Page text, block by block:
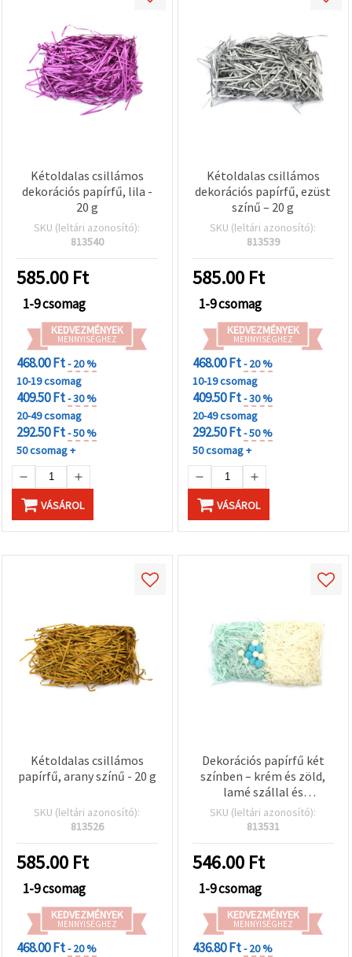
Kétoldalas csillámos
dekorációs papírfű, lila -
20 g
SKU (leltári azonosító):
813540
585.00 Ft
1-9 csomag
KEDVEZMÉNYEK
MENNYISÉGHEZ
468.00 Ft- 20 %
10-19 csomag
409.50 Ft- 30 %
20-49 csomag
292.50 Ft- 50 %
50 csomag +
VÁSÁROL
Kétoldalas csillámos
dekorációs papírfű, ezüst
színű – 20 g
SKU (leltári azonosító):
813539
585.00 Ft
1-9 csomag
KEDVEZMÉNYEK
MENNYISÉGHEZ
468.00 Ft- 20 %
10-19 csomag
409.50 Ft- 30 %
20-49 csomag
292.50 Ft- 50 %
50 csomag +
VÁSÁROL
Kétoldalas csillámos
papírfű, arany színű - 20 g
SKU (leltári azonosító):
813526
585.00 Ft
1-9 csomag
KEDVEZMÉNYEK
MENNYISÉGHEZ
468.00 Ft- 20 %
Dekorációs papírfű két
színben – krém és zöld,
lamé szállal és
pomponokkal ~ 30 g
SKU (leltári azonosító):
813531
546.00 Ft
1-9 csomag
KEDVEZMÉNYEK
MENNYISÉGHEZ
436.80 Ft- 20 %